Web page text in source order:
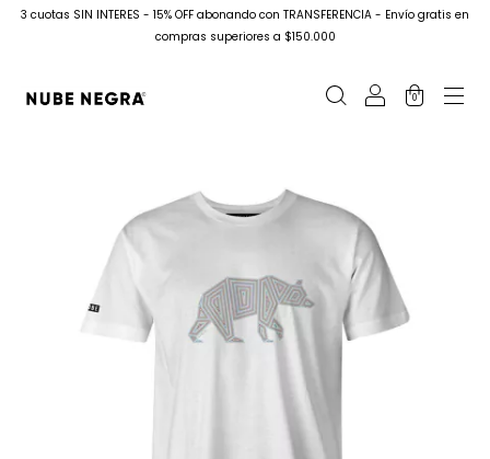
3 cuotas SIN INTERES - 15% OFF abonando con TRANSFERENCIA - Envío gratis en
compras superiores a $150.000
0